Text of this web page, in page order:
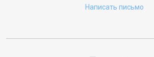
Написать письмо